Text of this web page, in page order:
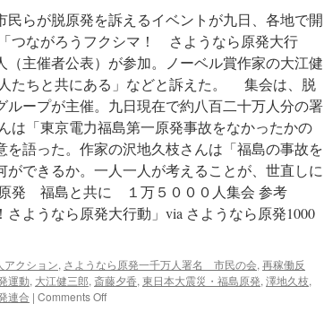
す
ま
す
強
ま
り
広
が
る
怒
り
～
3.10
原
ロ
大
行
らが脱原発を訴えるイベントが九日、各地で開
つながろうフクシマ！ さようなら原発大行
主催者公表）が参加。ノーベル賞作家の大江健
たちと共にある」などと訴えた。 集会は、脱
ープが主催。九日現在で約八百二十万人分の署
「東京電力福島第一原発事故をなかったかの
語った。作家の沢地久枝さんは「福島の事故を
できるか。一人一人が考えることが、世直しに
発 福島と共に １万５０００人集会 参考
ようなら原発大行動」via さようなら原発1000
アクション, さようなら原発一千万人署名 市民の会, 再稼働反
運動, 大江健三郎, 斎藤夕香, 東日本大震災・福島原発, 澤地久枝,
連合 | Comments Offon